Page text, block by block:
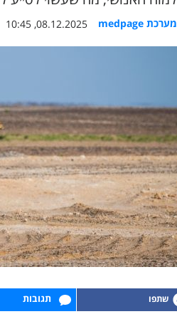
מערכת medpage 08.12.2025, 10:45
תגובות